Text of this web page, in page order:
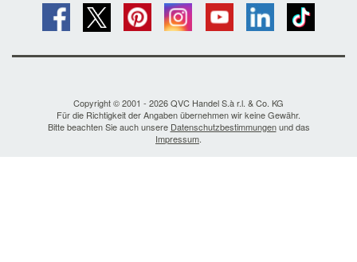
Copyright © 2001 - 2026 QVC Handel S.à r.l. & Co. KG
Für die Richtigkeit der Angaben übernehmen wir keine Gewähr.
Bitte beachten Sie auch unsere Datenschutzbestimmungenund das
Impressum.